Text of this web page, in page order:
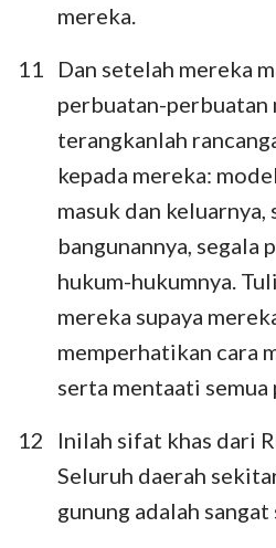
mereka.
11
Dan setelah mereka
perbuatan-perbuatan
terangkanlah
kepada mereka:
masuk dan keluarnya,
bangunannya, segala
hukum-hukumnya.
mereka supaya
memperhatikan cara
serta mentaati semua
12
Inilah sifat khas dari
Seluruh daerah
gunung adalah sangat